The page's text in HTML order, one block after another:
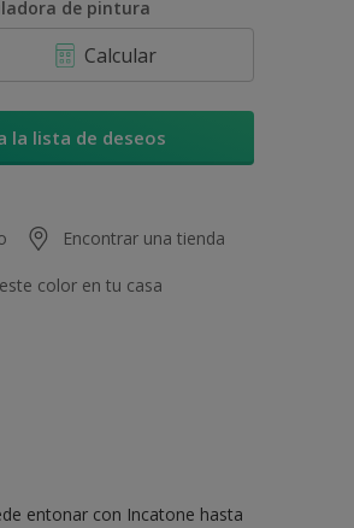
de pintura
Calcular
la lista de deseos
Encontrar una tienda
color en tu casa
entonar con Incatone hasta